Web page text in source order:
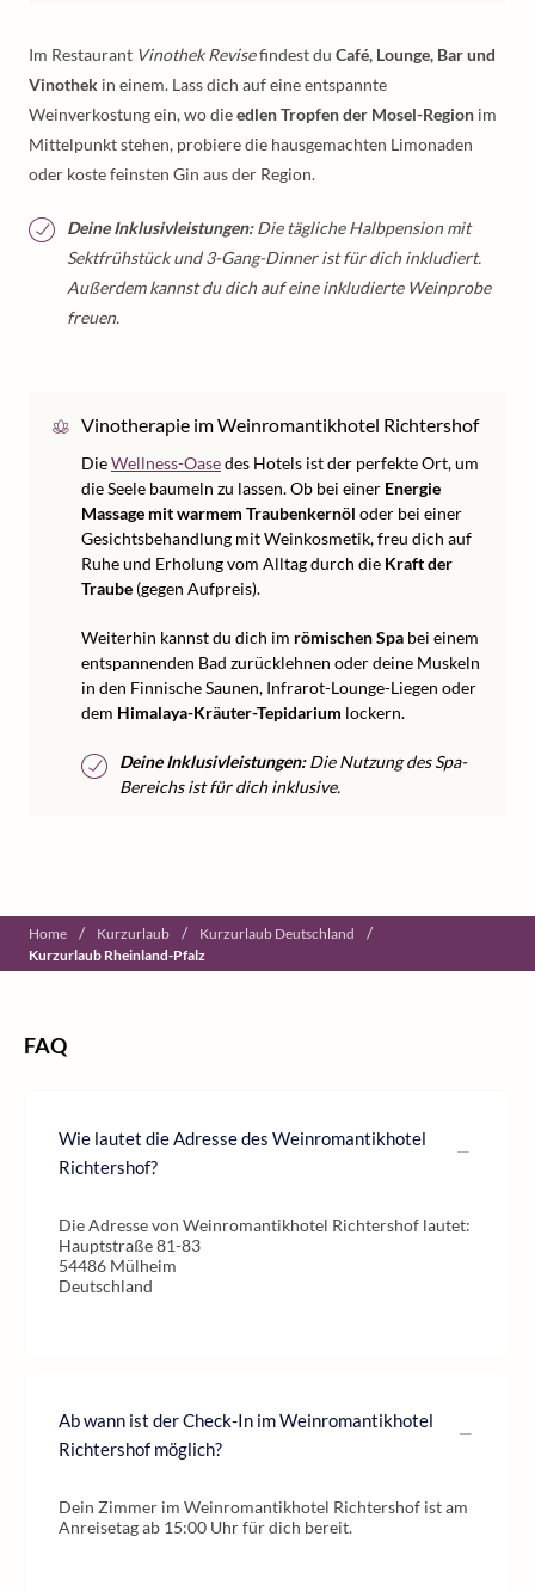
Im Restaurant Vinothek Revisefindest du Café, Lounge, Bar und
Vinothek in einem. Lass dich auf eine entspannte
Weinverkostung ein, wo dieedlen Tropfen der Mosel-Region im
Mittelpunkt stehen, probiere die hausgemachten Limonaden
oder koste feinsten Gin aus der Region.
Deine Inklusivleistungen:Die tägliche Halbpension mit
Sektfrühstück und 3-Gang-Dinner ist für dich inkludiert.
Außerdem kannst du dich auf eine inkludierte Weinprobe
freuen.
Vinotherapie im Weinromantikhotel Richtershof
DieWellness-Oasedes Hotels ist der perfekte Ort, um
die Seele baumeln zu lassen. Ob bei einer Energie
Massage mit warmem Traubenkernöl oder bei einer
Gesichtsbehandlung mit Weinkosmetik, freu dich auf
Ruhe und Erholung vom Alltag durch die Kraft der
Traube (gegen Aufpreis).
Weiterhin kannst du dich im römischen Spa bei einem
entspannenden Bad zurücklehnen oder deine Muskeln
in den Finnische Saunen, Infrarot-Lounge-Liegen oder
dem Himalaya-Kräuter-Tepidarium lockern.
Deine Inklusivleistungen:Die Nutzung des Spa-
Bereichs ist für dich inklusive.
Home / Kurzurlaub / Kurzurlaub Deutschland /
Kurzurlaub Rheinland-Pfalz
FAQ
Wie lautet die Adresse des Weinromantikhotel
Richtershof?
Die Adresse von Weinromantikhotel Richtershof lautet:
Hauptstraße 81-83
54486 Mülheim
Deutschland
Ab wann ist der Check-In im Weinromantikhotel
Richtershof möglich?
Dein Zimmer im Weinromantikhotel Richtershof ist am
Anreisetag ab 15:00 Uhr für dich bereit.